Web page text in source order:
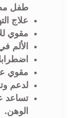
طفل
علاج
مقوي
الألم
مقوي
لدعم
تساعد
الوهن.